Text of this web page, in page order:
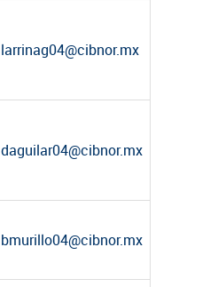
larrinag04@cibnor.mx
daguilar04@cibnor.mx
bmurillo04@cibnor.mx